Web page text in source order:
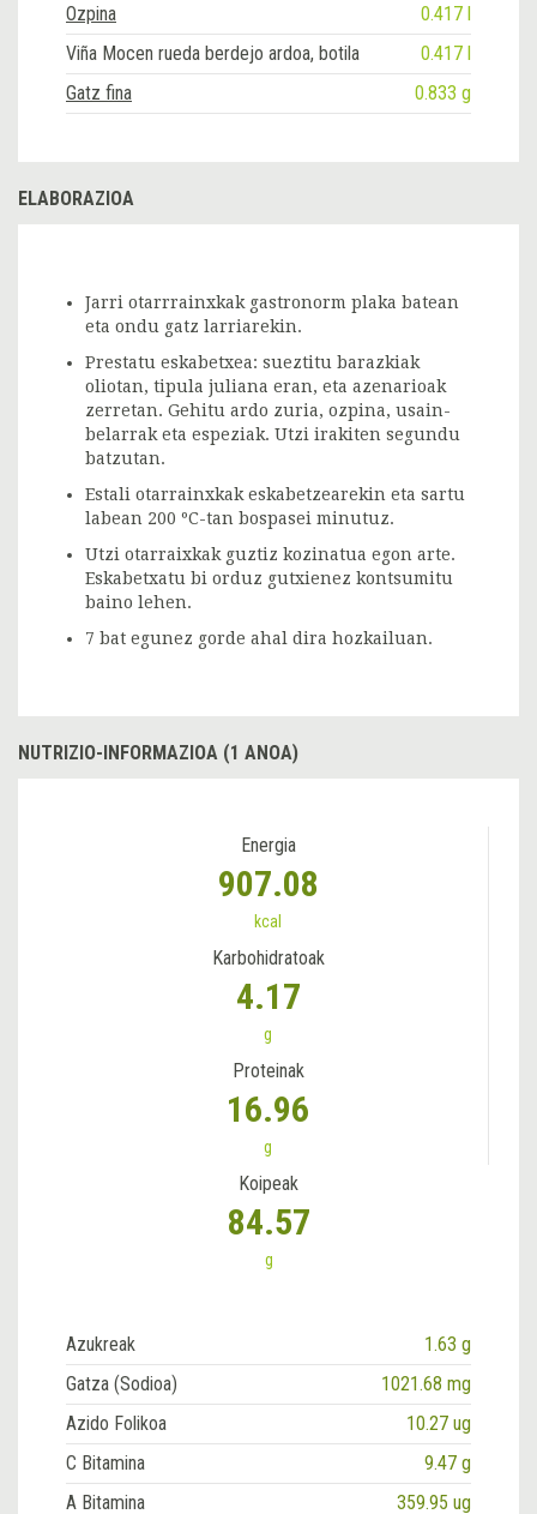
Ozpina
0.417 l
Viña Mocen rueda berdejo ardoa, botila
0.417 l
Gatz fina
0.833 g
ELABORAZIOA
Jarri otarrrainxkak gastronorm plaka batean
eta ondu gatz larriarekin.
Prestatu eskabetxea: sueztitu barazkiak
oliotan, tipula juliana eran, eta azenarioak
zerretan. Gehitu ardo zuria, ozpina, usain-
belarrak eta espeziak. Utzi irakiten segundu
batzutan.
Estali otarrainxkak eskabetzearekin eta sartu
labean 200 ºC-tan bospasei minutuz.
Utzi otarraixkak guztiz kozinatua egon arte.
Eskabetxatu bi orduz gutxienez kontsumitu
baino lehen.
7 bat egunez gorde ahal dira hozkailuan.
NUTRIZIO-INFORMAZIOA (1 ANOA)
Energia
907.08
kcal
Karbohidratoak
4.17
g
Proteinak
16.96
g
Koipeak
84.57
g
Azukreak
1.63 g
Gatza (Sodioa)
1021.68 mg
Azido Folikoa
10.27 ug
C Bitamina
9.47 g
A Bitamina
359.95 ug